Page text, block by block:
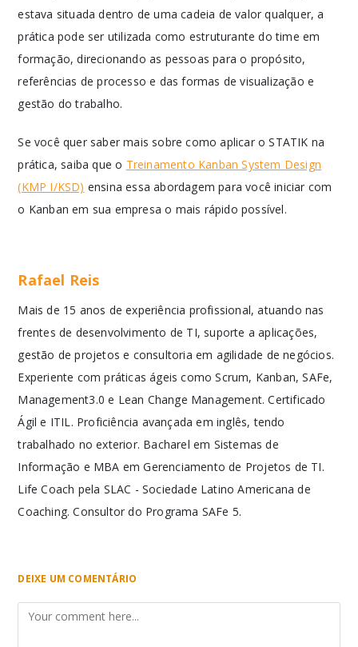
estava situada dentro de uma cadeia de valor qualquer, a
prática pode ser utilizada como estruturante do time em
formação, direcionando as pessoas para o propósito,
referências de processo e das formas de visualização e
gestão do trabalho.
Se você quer saber mais sobre como aplicar o STATIK na
prática, saiba que o Treinamento Kanban System Design
(KMP I/KSD) ensina essa abordagem para você iniciar com
o Kanban em sua empresa o mais rápido possível.
Rafael Reis
Mais de 15 anos de experiência profissional, atuando nas
frentes de desenvolvimento de TI, suporte a aplicações,
gestão de projetos e consultoria em agilidade de negócios.
Experiente com práticas ágeis como Scrum, Kanban, SAFe,
Management3.0 e Lean Change Management. Certificado
Ágil e ITIL. Proficiência avançada em inglês, tendo
trabalhado no exterior. Bacharel em Sistemas de
Informação e MBA em Gerenciamento de Projetos de TI.
Life Coach pela SLAC - Sociedade Latino Americana de
Coaching. Consultor do Programa SAFe 5.
DEIXE UM COMENTÁRIO